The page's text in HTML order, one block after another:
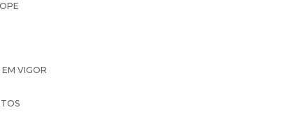
VIGOR